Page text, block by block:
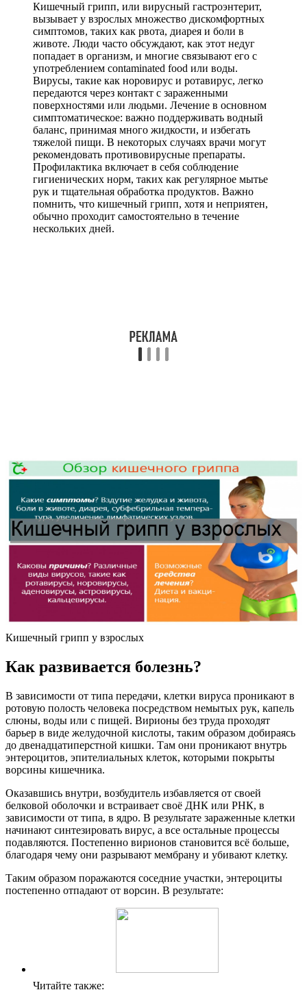
Кишечный грипп, или вирусный гастроэнтерит,
вызывает у взрослых множество дискомфортных
симптомов, таких как рвота, диарея и боли в
животе. Люди часто обсуждают, как этот недуг
попадает в организм, и многие связывают его с
употреблением contaminated food или воды.
Вирусы, такие как норовирус и ротавирус, легко
передаются через контакт с зараженными
поверхностями или людьми. Лечение в основном
симптоматическое: важно поддерживать водный
баланс, принимая много жидкости, и избегать
тяжелой пищи. В некоторых случаях врачи могут
рекомендовать противовирусные препараты.
Профилактика включает в себя соблюдение
гигиенических норм, таких как регулярное мытье
рук и тщательная обработка продуктов. Важно
помнить, что кишечный грипп, хотя и неприятен,
обычно проходит самостоятельно в течение
нескольких дней.
Кишечный грипп у взрослых
Как развивается болезнь?
В зависимости от типа передачи, клетки вируса проникают в
ротовую полость человека посредством немытых рук, капель
слюны, воды или с пищей. Вирионы без труда проходят
барьер в виде желудочной кислоты, таким образом добираясь
до двенадцатиперстной кишки. Там они проникают внутрь
энтероцитов, эпителиальных клеток, которыми покрыты
ворсины кишечника.
Оказавшись внутри, возбудитель избавляется от своей
белковой оболочки и встраивает своё ДНК или РНК, в
зависимости от типа, в ядро. В результате зараженные клетки
начинают синтезировать вирус, а все остальные процессы
подавляются. Постепенно вирионов становится всё больше,
благодаря чему они разрывают мембрану и убивают клетку.
Таким образом поражаются соседние участки, энтероциты
постепенно отпадают от ворсин. В результате:
Читайте также: